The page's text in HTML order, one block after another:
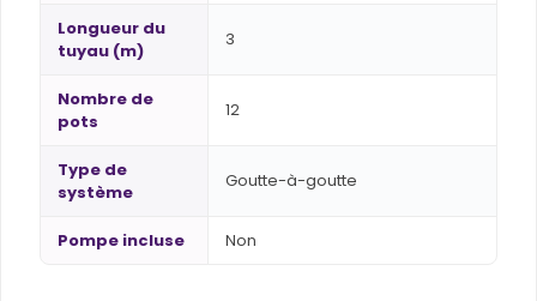
Longueur du
tuyau (m)
3
Nombre de
pots
12
Type de
système
Goutte-à-goutte
Pompe incluse Non